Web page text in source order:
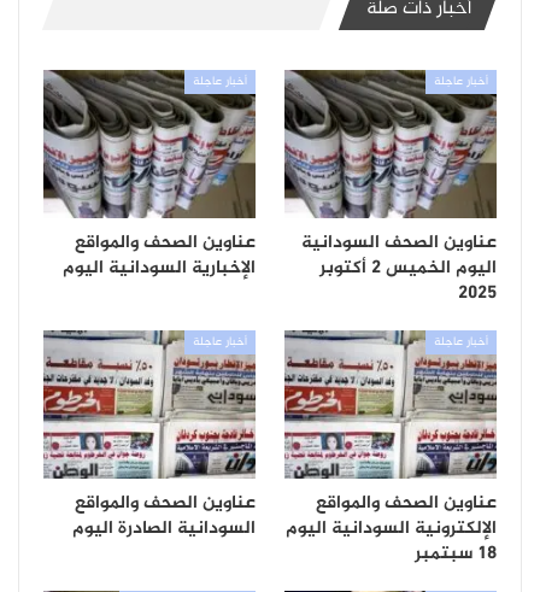
أخبار ذات صلة
أخبار عاجلة
عناوين الصحف السودانية
اليوم الخميس 2 أكتوبر
2025
أخبار عاجلة
عناوين الصحف والمواقع
الإخبارية السودانية اليوم
أخبار عاجلة
عناوين الصحف والمواقع
الإلكترونية السودانية اليوم
18 سبتمبر
أخبار عاجلة
عناوين الصحف والمواقع
السودانية الصادرة اليوم